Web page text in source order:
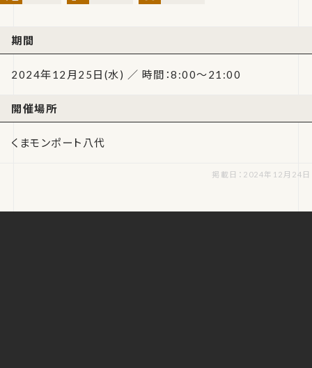
期間
2024年12月25日(水) ／ 時間：8:00～21:00
開催場所
くまモンポート八代
掲載日：2024年12月24日